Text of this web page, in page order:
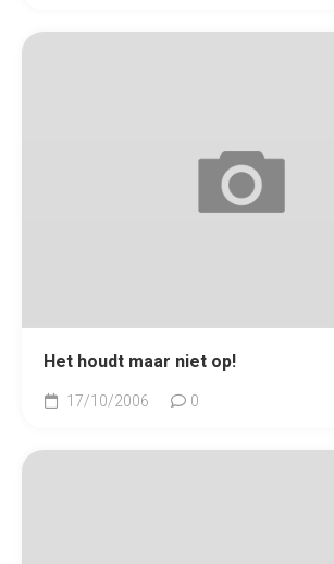
Het houdt maar niet op!
17/10/2006 0